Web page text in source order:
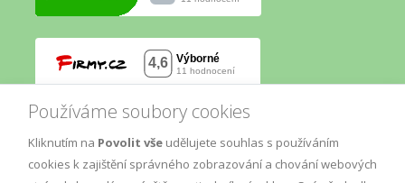
Používáme soubory cookies
Kliknutím na Povolit vše udělujete souhlas s používáním
cookies k zajištění správného zobrazování a chování webových